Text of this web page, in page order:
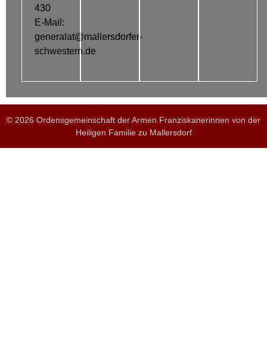
430
E-Mail:
generalat@mallersdorfer-
schwestern.de
© 2026 Ordensgemeinschaft der Armen Franziskanerinnen von der
Heiligen Familie zu Mallersdorf